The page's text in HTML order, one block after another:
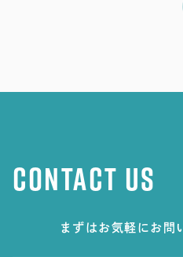
CONTACT US
まずはお気軽にお問